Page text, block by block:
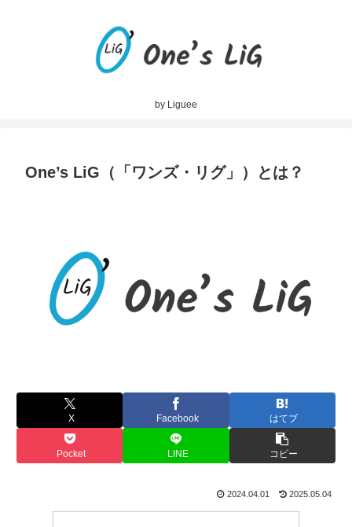
by Liguee
One’s LiG（「ワンズ・リグ」）とは？
X Facebook はてブ
Pocket LINE コピー
2024.04.01 2025.05.04